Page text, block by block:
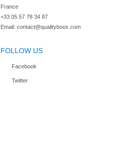
France
+33 05 57 78 34 87
Email: contact@qualityboox.com
FOLLOW US
Facebook
Twitter